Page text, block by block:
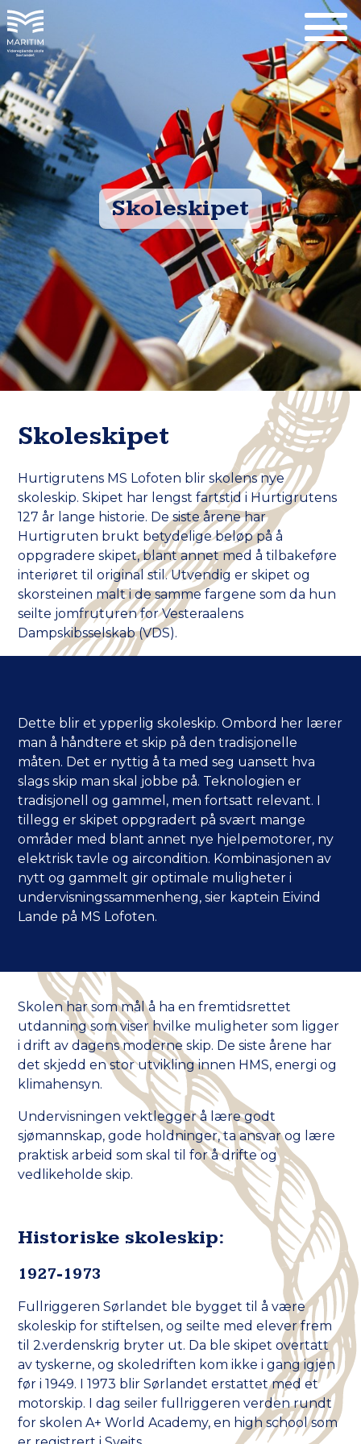
Skoleskipet
Skoleskipet
Hurtigrutens MS Lofoten blir skolens nye
skoleskip. Skipet har lengst fartstid i Hurtigrutens
127 år lange historie. De siste årene har
Hurtigruten brukt betydelige beløp på å
oppgradere skipet, blant annet med å tilbakeføre
interiøret til original stil. Utvendig er skipet og
skorsteinen malt i de samme fargene som da hun
seilte jomfruturen for Vesteraalens
Dampskibsselskab (VDS).
Dette blir et ypperlig skoleskip. Ombord her lærer
man å håndtere et skip på den tradisjonelle
måten. Det er nyttig å ta med seg uansett hva
slags skip man skal jobbe på. Teknologien er
tradisjonell og gammel, men fortsatt relevant. I
tillegg er skipet oppgradert på svært mange
områder med blant annet nye hjelpemotorer, ny
elektrisk tavle og aircondition. Kombinasjonen av
nytt og gammelt gir optimale muligheter i
undervisningssammenheng, sier kaptein Eivind
Lande på MS Lofoten.
Skolen har som mål å ha en fremtidsrettet
utdanning som viser hvilke muligheter som ligger
i drift av dagens moderne skip. De siste årene har
det skjedd en stor utvikling innen HMS, energi og
klimahensyn.
Undervisningen vektlegger å lære godt
sjømannskap, gode holdninger, ta ansvar og lære
praktisk arbeid som skal til for å drifte og
vedlikeholde skip.
Historiske skoleskip:
1927-1973
Fullriggeren Sørlandet ble bygget til å være
skoleskip for stiftelsen, og seilte med elever frem
til 2.verdenskrig bryter ut. Da ble skipet overtatt
av tyskerne, og skoledriften kom ikke i gang igjen
før i 1949. I 1973 blir Sørlandet erstattet med et
motorskip. I dag seiler fullriggeren verden rundt
for skolen A+ World Academy, en high school som